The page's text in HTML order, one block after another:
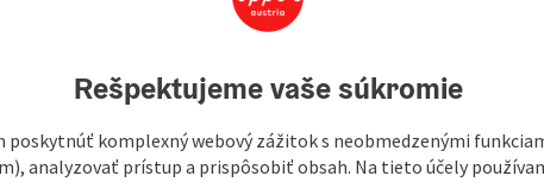
the many lakes in the Discovery Quarter.
to four days. Depending on your mood. This is
multi-day tour is characterized by views, nature, culture
plenty of opportunities to cool off here! In the south,
Rešpektujeme vaše súkromie
poskytnúť komplexný webový zážitok s neobmedzenými
analyzovať prístup a prispôsobiť obsah. Na tieto účely